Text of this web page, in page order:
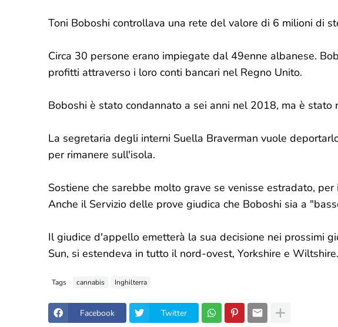
Toni Boboshi controllava una rete del valore di 6 milioni di
Circa 30 persone erano impiegate dal 49enne albanese.
profitti attraverso i loro conti bancari nel Regno Unito.
Boboshi è stato condannato a sei anni nel 2018, ma è stato
La segretaria degli interni Suella Braverman vuole
per rimanere sull'isola.
Sostiene che sarebbe molto grave se venisse estradato,
Anche il Servizio delle prove giudica che Boboshi sia a
Il giudice d'appello emetterà la sua decisione nei prossimi
Sun, si estendeva in tutto il nord-ovest, Yorkshire e Wiltshire.
Tags cannabis Inghilterra
Facebook Twitter